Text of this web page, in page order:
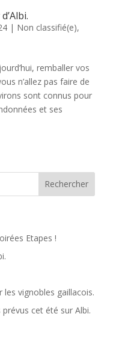
| Non classifié(e),
remballer vos
n’allez pas faire de
sont connus pour
et ses
Etapes !
vignobles gaillacois.
prévus cet été sur Albi.